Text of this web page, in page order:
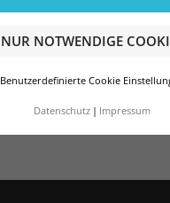
NUR NOTWENDIGE
Benutzerdefinierte Cookie
Datenschutz Impressum